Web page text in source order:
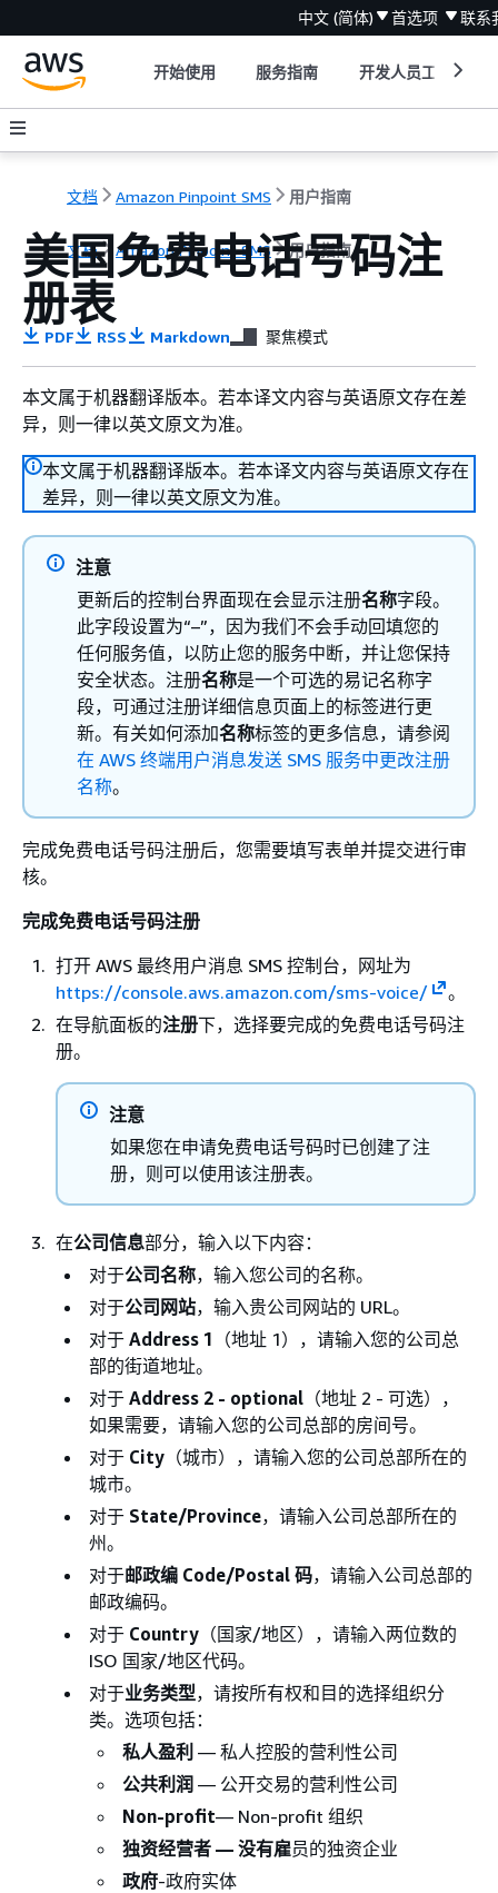
中文 (简体) 首选项 联系
开始使用 服务指南 开发人员工具
文档 Amazon Pinpoint SMS 用户指南
文档 Amazon Pinpoint SMS 用户指南
美国免费电话号码注
册表
PDF RSS Markdown 聚焦模式
本文属于机器翻译版本。若本译文内容与英语原文存在差
异，则一律以英文原文为准。
本文属于机器翻译版本。若本译文内容与英语原文存在
差异，则一律以英文原文为准。
注意
更新后的控制台界面现在会显示注册名称字段。
此字段设置为“–”，因为我们不会手动回填您的
任何服务值，以防止您的服务中断，并让您保持
安全状态。注册名称是一个可选的易记名称字
段，可通过注册详细信息页面上的标签进行更
新。有关如何添加名称标签的更多信息，请参阅
在 AWS 终端用户消息发送 SMS 服务中更改注册
名称。
完成免费电话号码注册后，您需要填写表单并提交进行审
核。
完成免费电话号码注册
打开 AWS 最终用户消息 SMS 控制台，网址为
https://console.aws.amazon.com/sms-voice/
。
在导航面板的注册下，选择要完成的免费电话号码注
册。
注意
如果您在申请免费电话号码时已创建了注
册，则可以使用该注册表。
在公司信息部分，输入以下内容：
对于公司名称，输入您公司的名称。
对于公司网站，输入贵公司网站的 URL。
对于 Address 1 （地址 1），请输入您的公司总
部的街道地址。
对于 Address 2 - optional （地址 2 - 可选），
如果需要，请输入您的公司总部的房间号。
对于 City （城市），请输入您的公司总部所在的
城市。
对于 State/Province，请输入公司总部所在的
州。
对于邮政编 Code/Postal 码，请输入公司总部的
邮政编码。
对于 Country （国家/地区），请输入两位数的
ISO 国家/地区代码。
对于业务类型，请按所有权和目的选择组织分
类。选项包括：
私人盈利 — 私人控股的营利性公司
公共利润 — 公开交易的营利性公司
Non-profit— Non-profit 组织
独资经营者 — 没有雇员的独资企业
政府-政府实体